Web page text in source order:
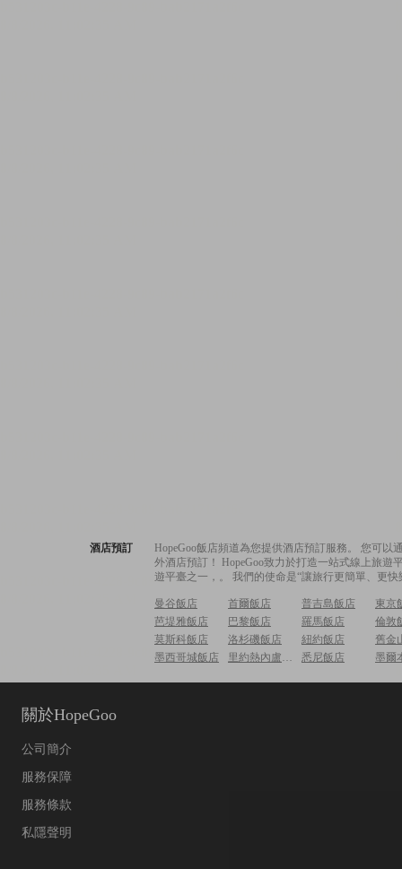
酒店預訂
HopeGoo飯店頻道為您提供酒店預訂服務。 您可
外酒店預訂！ HopeGoo致力於打造一站式線上旅
遊平臺之一，。 我們的使命是“讓旅行更簡單、更
曼谷飯店 首爾飯店 普吉島飯店
東京
芭堤雅飯店
巴黎飯店 羅馬飯店
倫敦
莫斯科飯店
洛杉磯飯店 紐約飯店
舊金
墨西哥城飯店
里約熱內盧飯店 悉尼飯店 墨爾
關於HopeGoo
公司簡介
服務保障
服務條款
私隱聲明